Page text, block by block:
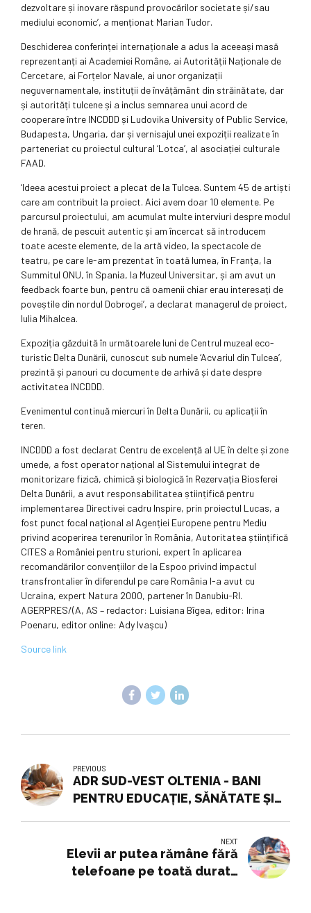
dezvoltare și inovare răspund provocărilor societate și/sau
mediului economic’, a menționat Marian Tudor.
Deschiderea conferinței internaționale a adus la aceeași masă
reprezentanți ai Academiei Române, ai Autorității Naționale de
Cercetare, ai Forțelor Navale, ai unor organizații
neguvernamentale, instituții de învățământ din străinătate, dar
și autorități tulcene și a inclus semnarea unui acord de
cooperare între INCDDD și Ludovika University of Public Service,
Budapesta, Ungaria, dar și vernisajul unei expoziții realizate în
parteneriat cu proiectul cultural ‘Lotca’, al asociației culturale
FAAD.
‘Ideea acestui proiect a plecat de la Tulcea. Suntem 45 de artiști
care am contribuit la proiect. Aici avem doar 10 elemente. Pe
parcursul proiectului, am acumulat multe interviuri despre modul
de hrană, de pescuit autentic și am încercat să introducem
toate aceste elemente, de la artă video, la spectacole de
teatru, pe care le-am prezentat în toată lumea, în Franța, la
Summitul ONU, în Spania, la Muzeul Universitar, și am avut un
feedback foarte bun, pentru că oamenii chiar erau interesați de
poveștile din nordul Dobrogei’, a declarat managerul de proiect,
Iulia Mihalcea.
Expoziția găzduită în următoarele luni de Centrul muzeal eco-
turistic Delta Dunării, cunoscut sub numele ‘Acvariul din Tulcea’,
prezintă și panouri cu documente de arhivă și date despre
activitatea INCDDD.
Evenimentul continuă miercuri în Delta Dunării, cu aplicații în
teren.
INCDDD a fost declarat Centru de excelență al UE în delte și zone
umede, a fost operator național al Sistemului integrat de
monitorizare fizică, chimică și biologică în Rezervația Biosferei
Delta Dunării, a avut responsabilitatea științifică pentru
implementarea Directivei cadru Inspire, prin proiectul Lucas, a
fost punct focal național al Agenției Europene pentru Mediu
privind acoperirea terenurilor în România, Autoritatea științifică
CITES a României pentru sturioni, expert în aplicarea
recomandărilor convențiilor de la Espoo privind impactul
transfrontalier în diferendul pe care România l-a avut cu
Ucraina, expert Natura 2000, partener în Danubiu-RI.
AGERPRES/(A, AS – redactor: Luisiana Bîgea, editor: Irina
Poenaru, editor online: Ady Ivaşcu)
Source link
PREVIOUS
ADR SUD-VEST OLTENIA - BANI
PENTRU EDUCAŢIE, SĂNĂTATE ŞI
NEXT
Elevii ar putea rămâne fără
telefoane pe toată durata